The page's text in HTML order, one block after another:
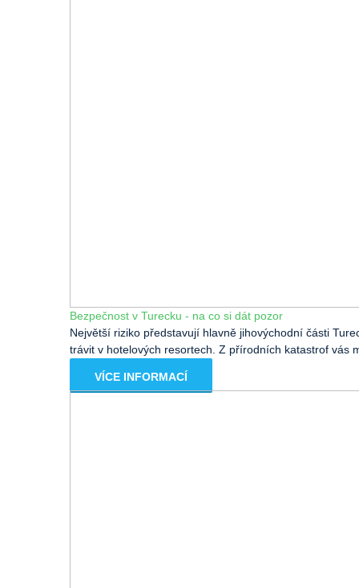
Bezpečnost v Turecku - na co si dát pozor
Největší riziko představují hlavně jihovýchodní části
trávit v hotelových resortech. Z přírodních katastrof vás
VÍCE INFORMACÍ